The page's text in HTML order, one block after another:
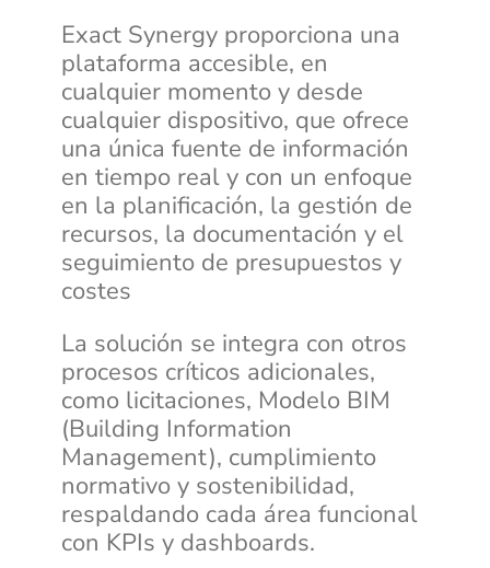
Exact Synergy proporciona una
plataforma accesible, en
cualquier momento y desde
cualquier dispositivo, que ofrece
una única fuente de información
en tiempo real y con un enfoque
en la planificación, la gestión de
recursos, la documentación y el
seguimiento de presupuestos y
costes
La solución se integra con otros
procesos críticos adicionales,
como licitaciones, Modelo BIM
(Building Information
Management), cumplimiento
normativo y sostenibilidad,
respaldando cada área funcional
con KPIs y dashboards.